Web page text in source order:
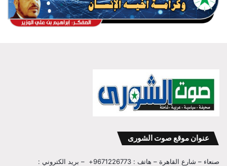
عنوان موقع صوت الشورى
صنعاء – شارع القاهرة – هاتف : 9671226773+ – بريد الكتروني :